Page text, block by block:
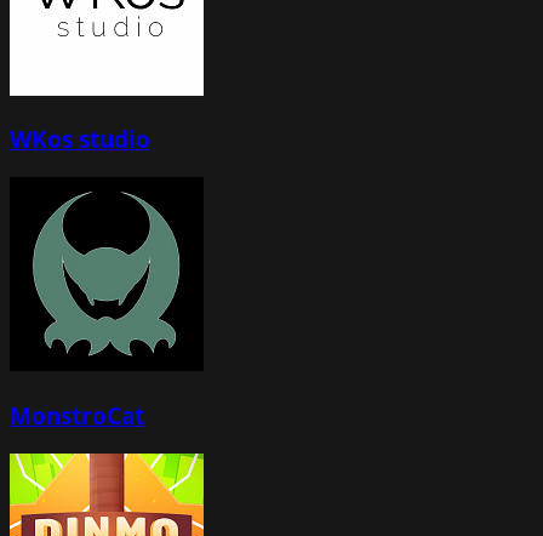
WKos studio
MonstroCat